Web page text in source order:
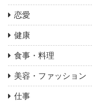
恋愛
健康
食事・料理
美容・ファッション
仕事